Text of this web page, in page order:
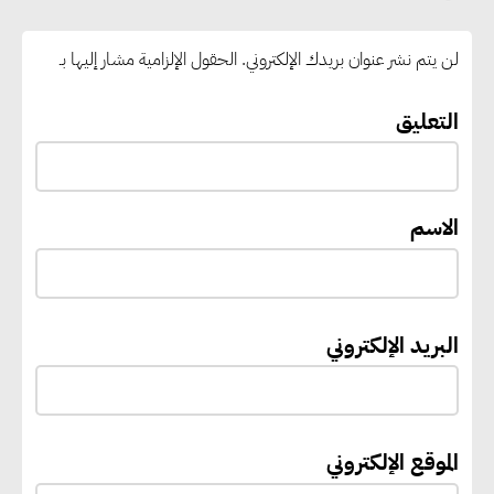
لن يتم نشر عنوان بريدك الإلكتروني. الحقول الإلزامية مشار إليها بـ
التعليق
الاسم
البريد الإلكتروني
الموقع الإلكتروني
بمحطة القطار الكهربائي الخفيف..
وأكتا تحقق 101.4 مليون جنيه
إيفل تستثمر ما يصل إلى 130
“بي إس آر” في مشروعات الطاقة